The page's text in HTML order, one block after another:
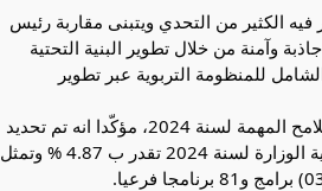
الكثير من التحدي ويتبنى مقاربة رئيس
وآمنة من خلال تطوير البنية التحتية
للمنظومة التربوية عبر تطوير
ثم تولى الكاتب العام للوزارة ورئيس برنامج القيادة والمساندة تقديم اهم ملامح المهمة لسنة 2024، مؤكّدا انه تم تحديد
الأولويات و المحاور الاستراتيجية لمهمة التربية موضحا ان نسبة تطور ميزانية الوزارة لسنة 2024 تقدر ب 4.87 % وتمثل